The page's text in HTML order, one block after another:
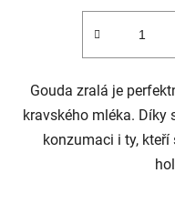
Gouda zralá je
kravského mléka. Díky
konzumaci i ty,